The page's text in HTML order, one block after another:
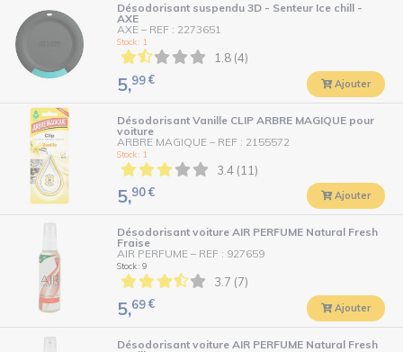
Désodorisant suspendu 3D - Senteur Ice chill -
AXE
AXE – REF : 2273651
Stock : 1
1.8 (4)
5,99€ Ajouter
Désodorisant Vanille CLIP ARBRE MAGIQUE pour
voiture
ARBRE MAGIQUE – REF : 2155572
Stock : 1
3.4 (11)
5,90€ Ajouter
Désodorisant voiture AIR PERFUME Natural Fresh
Fraise
AIR PERFUME – REF : 927659
Stock : 9
3.7 (7)
5,69€ Ajouter
Désodorisant voiture AIR PERFUME Natural Fresh